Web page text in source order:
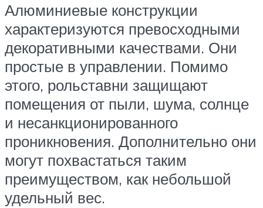
Алюминиевые конструкции
характеризуются превосходными
декоративными качествами. Они
простые в управлении. Помимо
этого, рольставни защищают
помещения от пыли, шума, солнце
и несанкционированного
проникновения. Дополнительно они
могут похвастаться таким
преимуществом, как небольшой
удельный вес.